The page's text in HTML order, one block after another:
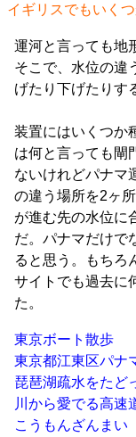
イギリスでもいく
運河と言っても地
そこで、水位の違
げたり下げたりす
装置にはいくつか
は何と言っても閘
ないけれどパナマ
の違う場所を2ヶ
が進む先の水位に
だ。パナマだけで
ると思う。もちろ
サイトでも過去に
た。
東京ボート散歩
東京都江東区パナ
琵琶湖疏水をたど
川から愛でる高速
こうもんざんまい